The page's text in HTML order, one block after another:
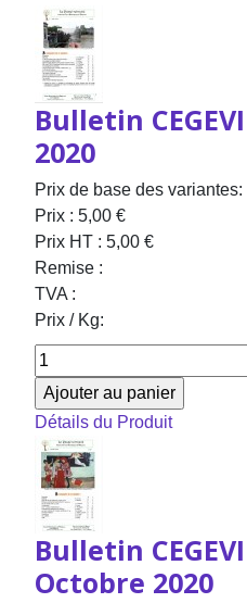
Bulletin
2020
Prix de base des variantes:
Prix : 5,00 €
Prix HT : 5,00 €
Remise :
TVA :
Prix / Kg:
Détails du Produit
Bulletin
Octobre 2020